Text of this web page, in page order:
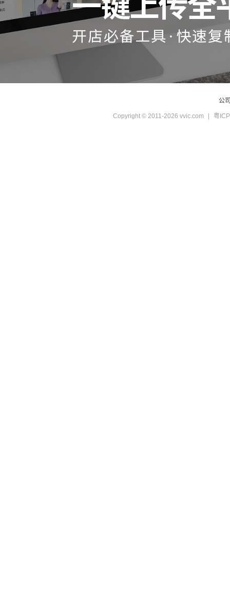
公
Copyright © 2011-2026 vvic.com 粤